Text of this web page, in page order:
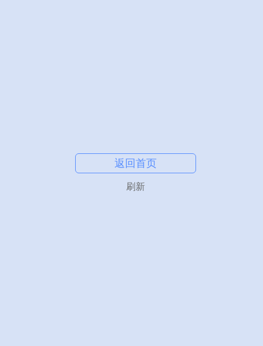
刷新
返回首页